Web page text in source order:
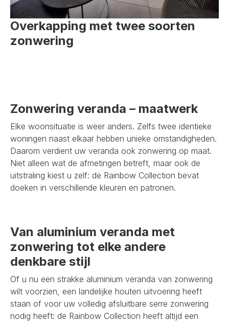
Overkapping met twee soorten
zonwering
Zonwering veranda – maatwerk
Elke woonsituatie is weer anders. Zelfs twee identieke
woningen naast elkaar hebben unieke omstandigheden.
Daarom verdient uw veranda ook zonwering op maat.
Niet alleen wat de afmetingen betreft, maar ook de
uitstraling kiest u zelf: de Rainbow Collection bevat
doeken in verschillende kleuren en patronen.
Van aluminium veranda met
zonwering tot elke andere
denkbare stijl
Of u nu een strakke aluminium veranda van zonwering
wilt voorzien, een landelijke houten uitvoering heeft
staan of voor uw volledig afsluitbare serre zonwering
nodig heeft: de Rainbow Collection heeft altijd een